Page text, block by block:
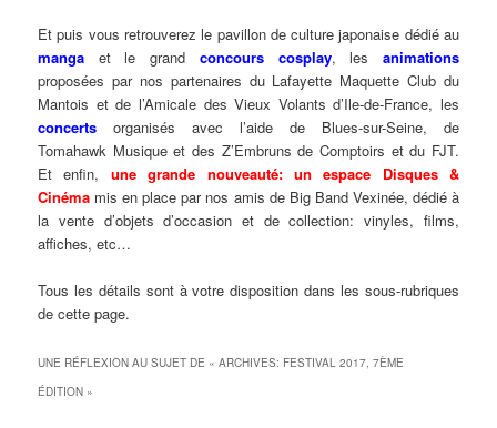
Et puis vous retrouverez le pavillon de culture japonaise dédié au
manga et le grand concours cosplay, les animations
proposées par nos partenaires du Lafayette Maquette Club du
Mantois et de l’Amicale des Vieux Volants d’Ile-de-France, les
concerts organisés avec l’aide de Blues-sur-Seine, de
Tomahawk Musique et des Z’Embruns de Comptoirs et du FJT.
Et enfin, une grande nouveauté: un espace Disques &
Cinéma mis en place par nos amis de Big Band Vexinée, dédié à
la vente d’objets d’occasion et de collection: vinyles, films,
affiches, etc…
Tous les détails sont à votre disposition dans les sous-rubriques
de cette page.
UNE RÉFLEXION AU SUJET DE «ARCHIVES: FESTIVAL 2017, 7ÈME
ÉDITION »